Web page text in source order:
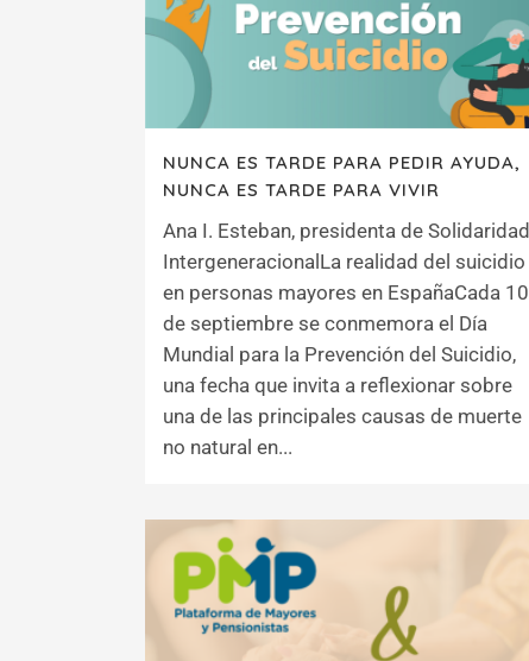
NUNCA ES TARDE PARA PEDIR AYUDA,
NUNCA ES TARDE PARA VIVIR
Ana I. Esteban, presidenta de Solidaridad
IntergeneracionalLa realidad del suicidio
en personas mayores en EspañaCada 10
de septiembre se conmemora el Día
Mundial para la Prevención del Suicidio,
una fecha que invita a reflexionar sobre
una de las principales causas de muerte
no natural en...